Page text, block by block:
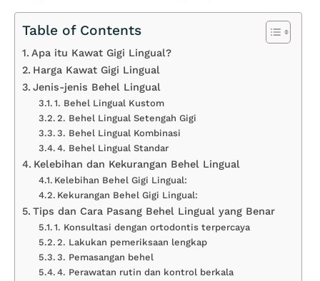
Table of Contents
Apa itu Kawat Gigi Lingual?
Harga Kawat Gigi Lingual
Jenis-jenis Behel Lingual
1. Behel Lingual Kustom
2. Behel Lingual Setengah Gigi
3. Behel Lingual Kombinasi
4. Behel Lingual Standar
Kelebihan dan Kekurangan Behel Lingual
Kelebihan Behel Gigi Lingual:
Kekurangan Behel Gigi Lingual:
Tips dan Cara Pasang Behel Lingual yang Benar
1. Konsultasi dengan ortodontis terpercaya
2. Lakukan pemeriksaan lengkap
3. Pemasangan behel
4. Perawatan rutin dan kontrol berkala